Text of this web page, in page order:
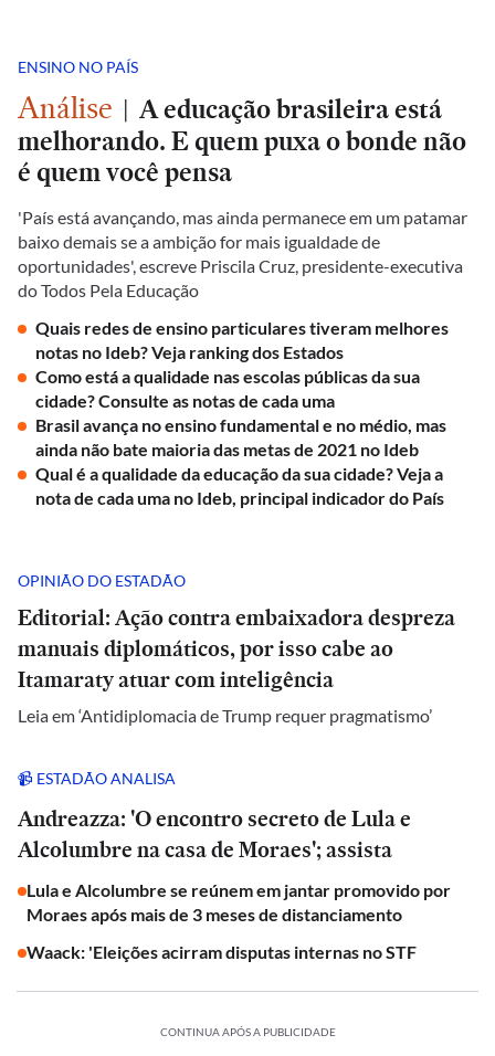
ENSINO NO PAÍS
Análise | A educação brasileira está
melhorando. E quem puxa o bonde não
é quem você pensa
'País está avançando, mas ainda permanece em um patamar
baixo demais se a ambição for mais igualdade de
oportunidades', escreve Priscila Cruz, presidente-executiva
do Todos Pela Educação
Quais redes de ensino particulares tiveram melhores
notas no Ideb? Veja ranking dos Estados
Como está a qualidade nas escolas públicas da sua
cidade? Consulte as notas de cada uma
Brasil avança no ensino fundamental e no médio, mas
ainda não bate maioria das metas de 2021 no Ideb
Qual é a qualidade da educação da sua cidade? Veja a
nota de cada uma no Ideb, principal indicador do País
OPINIÃO DO ESTADÃO
Editorial: Ação contra embaixadora despreza
manuais diplomáticos, por isso cabe ao
Itamaraty atuar com inteligência
Leia em ‘Antidiplomacia de Trump requer pragmatismo’
📹 ESTADÃO ANALISA
Andreazza: 'O encontro secreto de Lula e
Alcolumbre na casa de Moraes'; assista
Lula e Alcolumbre se reúnem em jantar promovido por
Moraes após mais de 3 meses de distanciamento
Waack: 'Eleições acirram disputas internas no STF
CONTINUA APÓS A PUBLICIDADE